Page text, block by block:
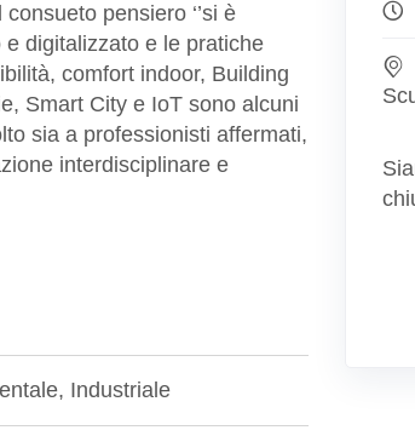
pensiero ‘’si è
e digitalizzato e le pratiche
comfort indoor, Building
Smart City e IoT sono alcuni
sia a professionisti affermati,
interdisciplinare e
Industriale